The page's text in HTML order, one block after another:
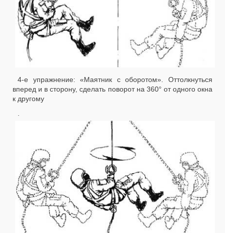
4-е упражнение: «Маятник с оборотом». Оттолкнуться
вперед и в сторону, сделать поворот на 360° от одного окна
к другому